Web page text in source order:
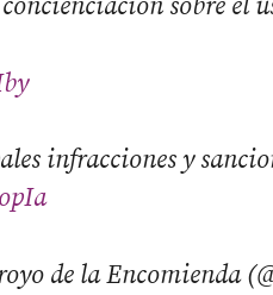
sobre el
infracciones y
de la Encomienda